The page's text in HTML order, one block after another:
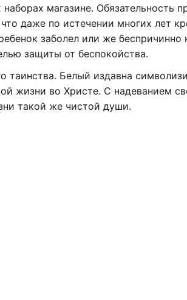
магазине. Обязательность
даже по истечении многих лет
заболел или же беспричинно
защиты от беспокойства.
таинства. Белый издавна
жизни во Христе. С надеванием
такой же чистой души.